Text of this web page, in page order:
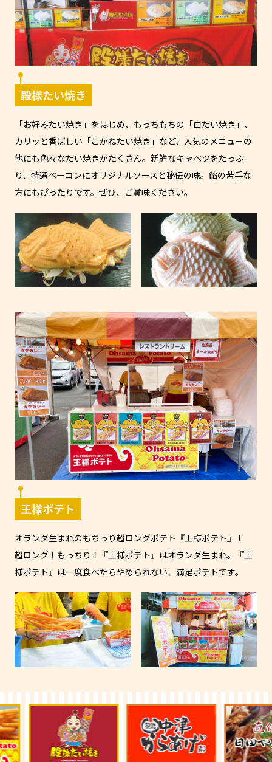
殿様たい焼き
「お好みたい焼き」をはじめ、もっちもちの「白たい焼き」、
カリッと香ばしい「こがねたい焼き」など、人気のメニューの
他にも色々なたい焼きがたくさん。新鮮なキャベツをたっぷ
り、特選ベーコンにオリジナルソースと秘伝の味。餡の苦手な
方にもぴったりです。ぜひ、ご賞味ください。
王様ポテト
オランダ生まれのもちっり超ロングポテト『王様ポテト』！
超ロング！もっちり！『王様ポテト』はオランダ生まれ。『王
様ポテト』は一度食べたらやめられない、満足ポテトです。